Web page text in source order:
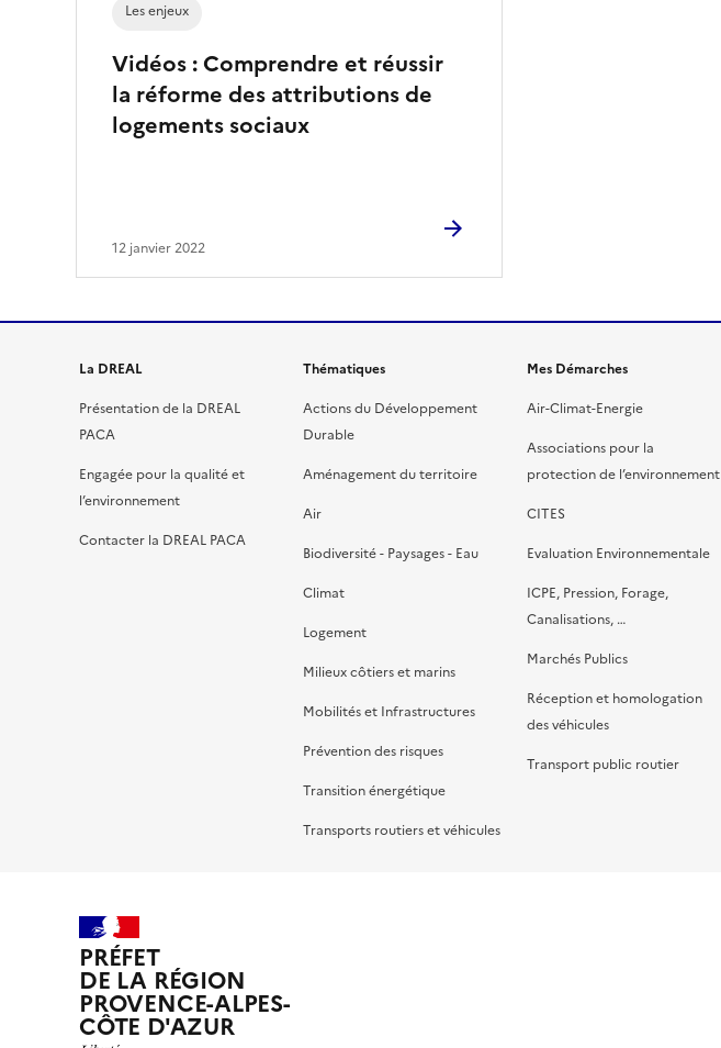
Vidéos : Comprendre et réussir
la réforme des attributions de
logements sociaux
Les enjeux
12 janvier 2022
La DREAL
Présentation de la DREAL
PACA
Engagée pour la qualité et
l’environnement
Contacter la DREAL PACA
Thématiques
Actions du Développement
Durable
Aménagement du territoire
Air
Biodiversité - Paysages - Eau
Climat
Logement
Milieux côtiers et marins
Mobilités et Infrastructures
Prévention des risques
Transition énergétique
Transports routiers et véhicules
Mes Démarches
Air-Climat-Energie
Associations pour la
protection de l’environnement
CITES
Evaluation Environnementale
ICPE, Pression, Forage,
Canalisations, …
Marchés Publics
Réception et homologation
des véhicules
Transport public routier
PRÉFET
DE LA RÉGION
PROVENCE-ALPES-
CÔTE D'AZUR